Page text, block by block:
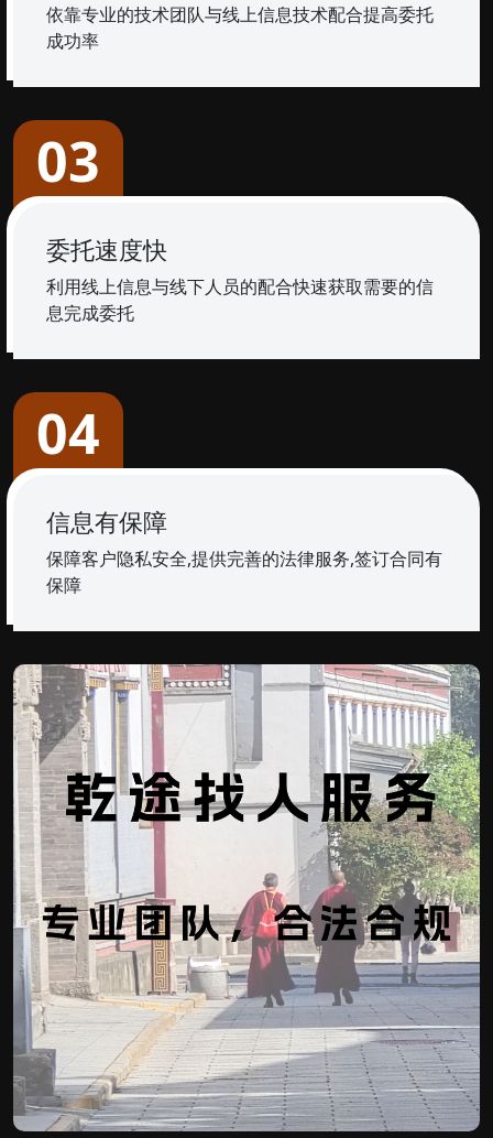
依靠专业的技术团队与线上信息技术配合提高委托
成功率
03
委托速度快
利用线上信息与线下人员的配合快速获取需要的信
息完成委托
04
信息有保障
保障客户隐私安全,提供完善的法律服务,签订合同有
保障